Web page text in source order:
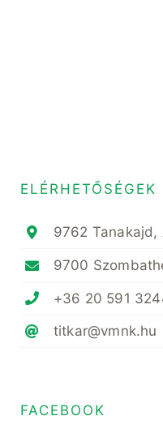
ELÉRHETŐSÉGEK
9762 Tanakajd,
9700
+36 20 591
titkar@vmnk.hu
FACEBOOK